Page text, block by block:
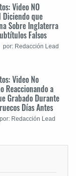
Video NO
Diciendo que
Sobre Inglaterra
Falsos
por: Redacción Lead
Video No
Reaccionando a
Grabado Durante
Días Antes
por: Redacción Lead